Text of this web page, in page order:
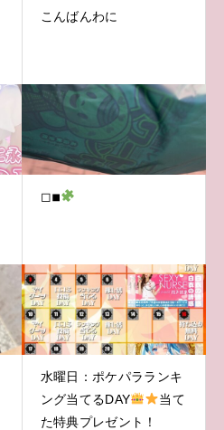
こんばんわに
◻︎◾︎
水曜日：ポケパラランキ
ング当てるDAY
当て
た特典プレゼント！